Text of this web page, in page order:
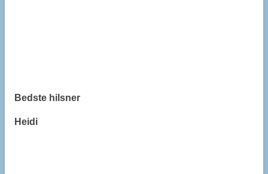
Bedste hilsner
Heidi